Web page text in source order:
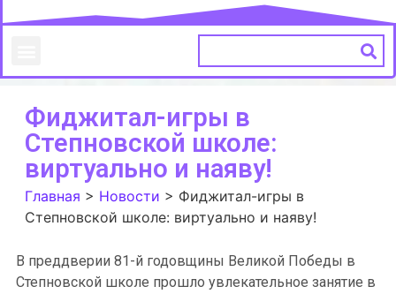
Фиджитал-игры в
Степновской школе:
виртуально и наяву!
Главная > Новости > Фиджитал-игры в
Степновской школе: виртуально и наяву!
В преддверии 81-й годовщины Великой Победы в
Степновской школе прошло увлекательное занятие в